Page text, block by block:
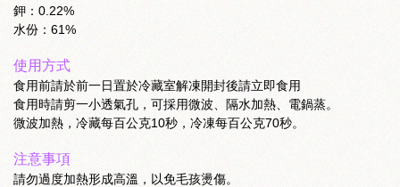
鉀：0.22%
水份：61%
使用方式
食用前請於前一日置於冷藏室解凍開封後請立即食用
食用時請剪一小透氣孔，可採用微波、隔水加熱、電鍋蒸。
微波加熱，冷藏每百公克10秒，冷凍每百公克70秒。
注意事項
請勿過度加熱形成高溫，以免毛孩燙傷。